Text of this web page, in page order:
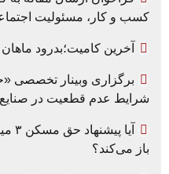
کسب و کار، مسئولیت
آخرین کامیت؛بدرود ماهان
برگزاری وبینار تخصصی
شرایط عدم قطعیت در
باز می‌کند؟